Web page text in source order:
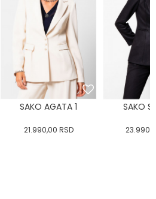
SAKO AGATA 1
21.990,00 RSD
SAKO